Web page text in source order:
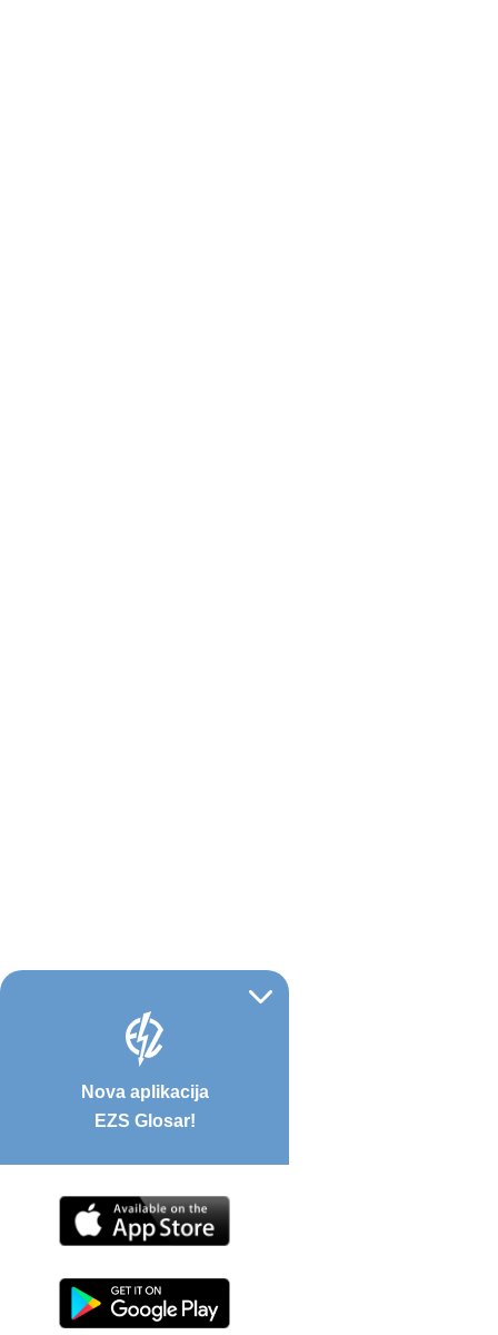
Nova aplikacija
EZS Glosar!